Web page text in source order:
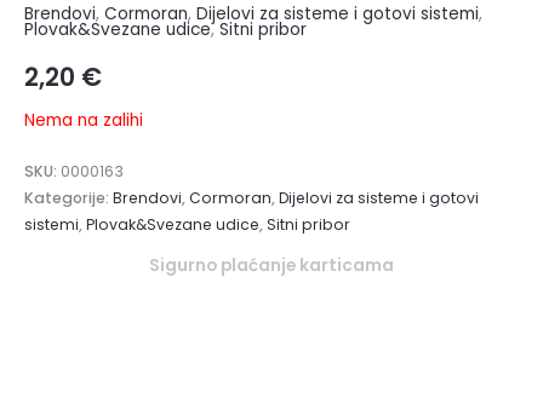
Brendovi, Cormoran, Dijelovi za sisteme i gotovi sistemi,
Plovak&Svezane udice, Sitni pribor
2,20 €
Nema na zalihi
SKU: 0000163
Kategorije: Brendovi,Cormoran,Dijelovi za sisteme i gotovi
sistemi,Plovak&Svezane udice,Sitni pribor
Sigurno plaćanje karticama